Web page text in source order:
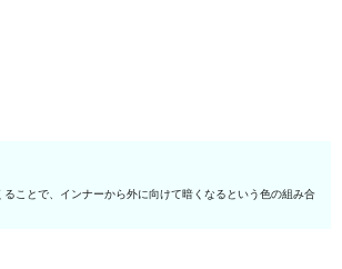
ことで、インナーから外に向けて暗くなるという色の組み合